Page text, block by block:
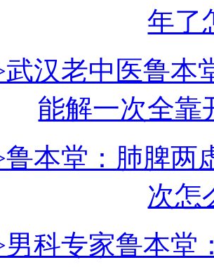
年了
老中医鲁本
能解一次全靠
堂：肺脾两
次怎
专家鲁本堂